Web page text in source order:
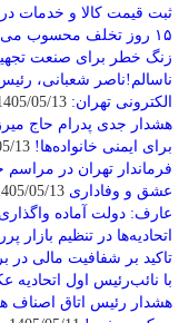
۱۵ روز تخلف محسوب می‌شود
زنگ خطر برای صنعت
ناسالم!ناصر شعبانی، رئیس
الکترونی تهران:
هشدار جدی پدرام حاج
برای ایمنی خانواده‌ها!
فرماندار تهران در مراسم
عشق و وفاداری
عارف: دولت آماده
اتحادیه‌ها در تنظیم بازار
تاکید بر شفافیت مالی در
با نائب‌رئیس اول اتحادیه
هشدار رئیس اتاق اصناف